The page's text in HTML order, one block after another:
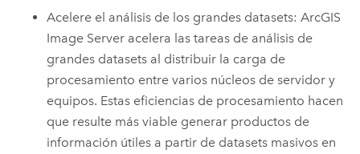
Acelere el análisis de los grandes datasets:ArcGIS
Image Server acelera las tareas de análisis de
grandes datasets al distribuir la carga de
procesamiento entre varios núcleos de servidor y
equipos. Estas eficiencias de procesamiento hacen
que resulte más viable generar productos de
información útiles a partir de datasets masivos en